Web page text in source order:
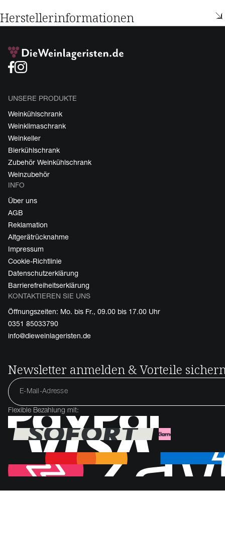
Herstellerinformationen
UNSERE PRODUKTE
Weinkühlschrank
Weinklimaschrank
Weinkeller
Bierkühlschrank
Zubehör Weinkühlschrank
Weinzubehör
INFO
Über uns
AGB
Reklamation
Altgerätrücknahme
Impressum
Cookie-Richtlinie
Datenschutzerklärung
Barrierefreiheitserklärung
KONTAKTIEREN SIE UNS
Öffnungszeiten: Mo. bis Fr., 09.00 bis 17.00 Uhr
0351 85033790
info@dieweinlageristen.de
Newsletter anmelden & Vorteile
Flexible Bezahlung mit: